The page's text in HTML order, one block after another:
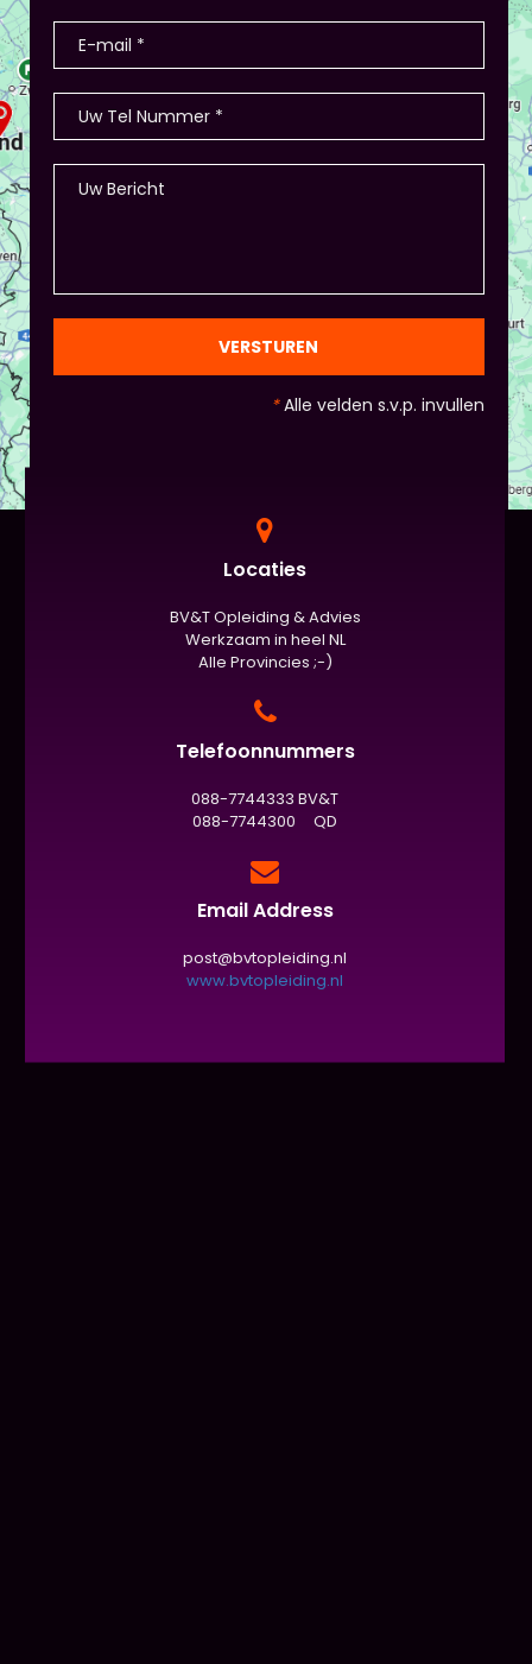
VERSTUREN
*Alle velden s.v.p. invullen
Locaties
BV&T Opleiding & Advies
Werkzaam in heel NL
Alle Provincies ;-)
Telefoonnummers
088-7744333 BV&T
088-7744300 QD
Email Address
post@bvtopleiding.nl
www.bvtopleiding.nl